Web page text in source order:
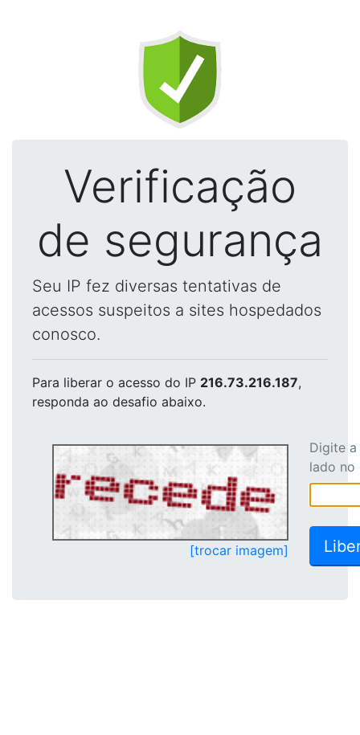
Verificação
de segurança
Seu IP fez diversas tentativas de
acessos suspeitos a sites hospedados
conosco.
Para liberar o acesso do IP 216.73.216.187,
responda ao desafio abaixo.
[trocar imagem]
Digite
lado no